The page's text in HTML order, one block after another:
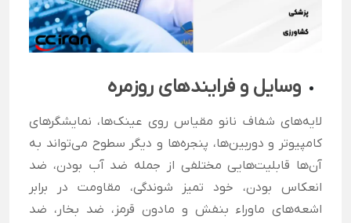
وسایل و فرایندهای روزمره
لایه‌های شفاف نانو مقیاس روی عینک‌ها، نمایشگرهای
کامپیوتر و دوربین‌ها، پنجره‌ها و دیگر سطوح می‌تواند به
آن‌ها قابلیت‌هایی مختلفی از جمله ضد آب بودن، ضد
انعکاس بودن، خود تمیز شوندگی، مقاومت در برابر
اشعه‌های ماوراء بنفش و مادون قرمز، ضد بخار، ضد